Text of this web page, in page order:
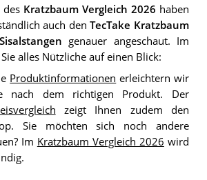
des Kratzbaum Vergleich 2026 haben
auch denTecTake Kratzbaum
genauer angeschaut. Im
alles Nützliche auf einen Blick:
Produktinformationen erleichtern wir
nach dem richtigen Produkt. Der
zeigt Ihnen zudem den
Sie möchten sich noch andere
Im Kratzbaum Vergleich 2026 wird